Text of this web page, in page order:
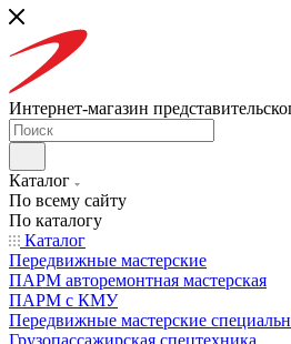
Интернет-магазин
Каталог
По всему сайту
По каталогу
Каталог
Передвижные мастерские
ПАРМ авторемонтная мастерская
ПАРМ с КМУ
Передвижные мастерские
Грузопассажирская спецтехника